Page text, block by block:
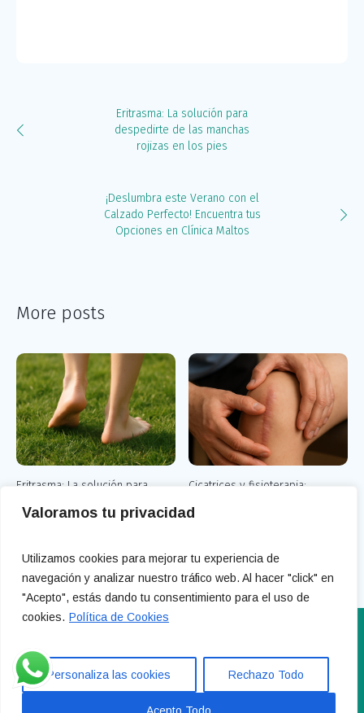
Valoramos tu privacidad
Utilizamos cookies para mejorar tu experiencia de
navegación y analizar nuestro tráfico web. Al hacer "click" en
"Acepto", estás dando tu consentimiento para el uso de
cookies. Política de Cookies
Personaliza las cookies Rechazo Todo
Eritrasma: La solución para
despedirte de las manchas
rojizas en los pies
¡Deslumbra este Verano con el
Calzado Perfecto! Encuentra tus
Opciones en Clínica Maltos
More posts
Eritrasma: La solución para
rojizas en los pies
Cicatrices y fisioterapia:
bienestar
info@clinicamaltos.com 604 944 915 - 919 358 266 Calle
Treviño 11, Madrid
/ Copyright Gran Pandioro SL